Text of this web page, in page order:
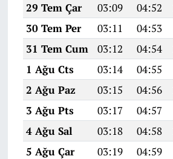
29 Tem Çar
03:09 04:52
30 Tem Per
03:11 04:53
31 Tem Cum
03:12 04:54
1 Ağu Cts
03:14 04:55
2 Ağu Paz
03:15 04:56
3 Ağu Pts
03:17 04:57
4 Ağu Sal
03:18 04:58
5 Ağu Çar
03:19 04:59